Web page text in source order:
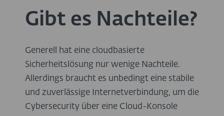
Gibt es Nachteile?
Generell hat eine cloudbasierte
Sicherheitslösung nur wenige Nachteile.
Allerdings braucht es unbedingt eine stabile
und zuverlässige Internetverbindung, um die
Cybersecurity über eine Cloud-Konsole